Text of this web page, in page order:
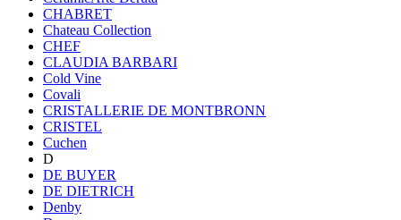
CHABRET
Chateau Collection
CHEF
CLAUDIA BARBARI
Cold Vine
Covali
CRISTALLERIE DE MONTBRONN
CRISTEL
Cuchen
D
DE BUYER
DE DIETRICH
Denby